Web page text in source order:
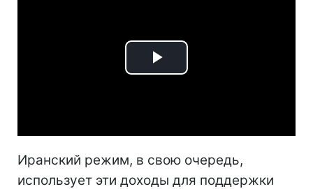
Play
Иранский режим, в свою очередь,
использует эти доходы для поддержки